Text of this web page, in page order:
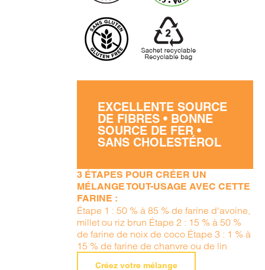
EXCELLENTE SOURCE
DE FIBRES • BONNE
SOURCE DE FER •
SANS CHOLESTÉROL
3 ÉTAPES POUR CRÉER UN
MÉLANGE TOUT-USAGE AVEC CETTE
FARINE :
Étape 1 : 50 % à 85 % de farine d'avoine,
millet ou riz brun Étape 2 : 15 % à 50 %
de farine de noix de coco Étape 3 : 1 % à
15 % de farine de chanvre ou de lin
Créez votre mélange